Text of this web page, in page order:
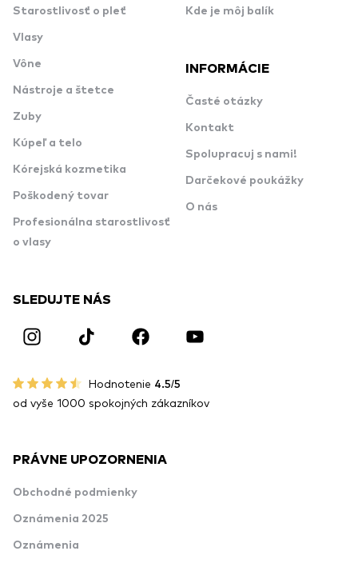
Starostlivosť o pleť
Vlasy
Vône
Nástroje a štetce
Zuby
Kúpeľ a telo
Kórejská kozmetika
Poškodený tovar
Profesionálna starostlivosť
o vlasy
Kde je môj balík
INFORMÁCIE
Časté otázky
Kontakt
Spolupracuj s nami!
Darčekové poukážky
O nás
SLEDUJTE NÁS
Hodnotenie 4.5/5
od vyše 1000 spokojných zákazníkov
PRÁVNE UPOZORNENIA
Obchodné podmienky
Oznámenia 2025
Oznámenia